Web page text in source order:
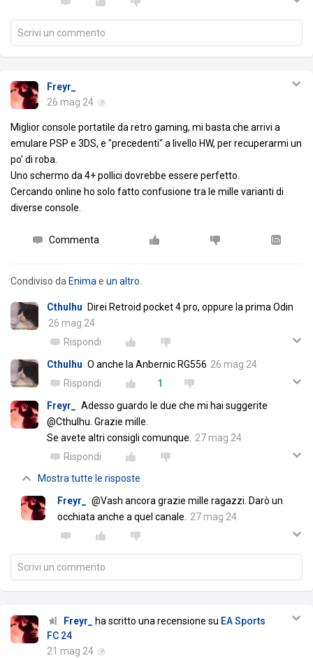
Scrivi un commento
Freyr_
26 mag 24
Miglior console portatile da retro gaming, mi basta che arrivi a
emulare PSP e 3DS, e "precedenti" a livello HW, per recuperarmi un
po' di roba.
Uno schermo da 4+ pollici dovrebbe essere perfetto.
Cercando online ho solo fatto confusione tra le mille varianti di
diverse console.
Commenta
Condiviso da Enima e un altro
Cthulhu
Direi Retroid pocket 4 pro, oppure la prima Odin
26 mag 24
Rispondi
Cthulhu O anche la Anbernic RG556 26 mag 24
Rispondi
1
Freyr_
Adesso guardo le due che mi hai suggerite
@Cthulhu. Grazie mille.
Se avete altri consigli comunque.
27 mag 24
Rispondi
Mostra tutte le risposte
Freyr_
@Vash ancora grazie mille ragazzi. Darò un
occhiata anche a quel canale.
27 mag 24
Scrivi un commento
Freyr_ ha scritto una recensione su EA Sports
FC 24
21 mag 24